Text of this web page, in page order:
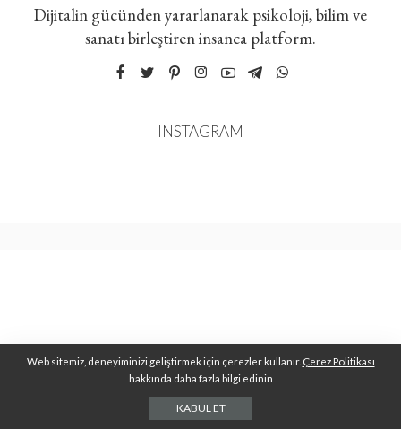
Dijitalin gücünden yararlanarak psikoloji, bilim ve
sanatı birleştiren insanca platform.
INSTAGRAM
Web sitemiz, deneyiminizi geliştirmek için çerezler kullanır. Çerez Politikası
hakkında daha fazla bilgi edinin
KABUL ET